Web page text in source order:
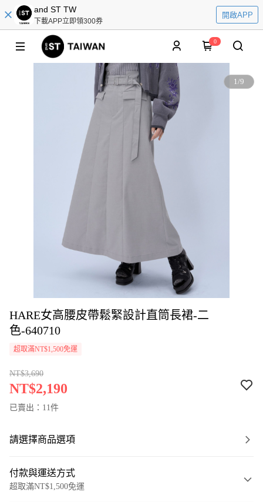
and ST TW
下載APP立即領300券
開啟APP
0
1/9
HARE女高腰皮帶鬆緊設計直筒長裙-二
色-640710
超取滿NT$1,500免運
NT$3,690
NT$2,190
已賣出：11件
請選擇商品選項
付款與運送方式
超取滿NT$1,500免運